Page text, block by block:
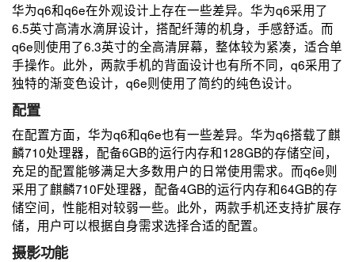
华为q6和q6e在外观设计上存在一些差异。华为q6采用了
6.5英寸高清水滴屏设计，搭配纤薄的机身，手感舒适。而
q6e则使用了6.3英寸的全高清屏幕，整体较为紧凑，适合单
手操作。此外，两款手机的背面设计也有所不同，q6采用了
独特的渐变色设计，q6e则使用了简约的纯色设计。
配置
在配置方面，华为q6和q6e也有一些差异。华为q6搭载了麒
麟710处理器，配备6GB的运行内存和128GB的存储空间，
充足的配置能够满足大多数用户的日常使用需求。而q6e则
采用了麒麟710F处理器，配备4GB的运行内存和64GB的存
储空间，性能相对较弱一些。此外，两款手机还支持扩展存
储，用户可以根据自身需求选择合适的配置。
摄影功能